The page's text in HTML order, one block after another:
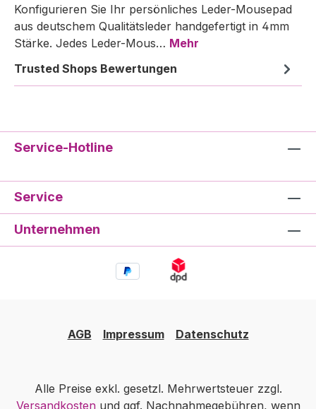
Konfigurieren Sie Ihr persönliches Leder-Mousepad
aus deutschem Qualitätsleder handgefertigt in 4mm
Stärke. Jedes Leder-Mous… Mehr
Trusted Shops Bewertungen
Service-Hotline
Service
Unternehmen
AGB Impressum Datenschutz
Alle Preise exkl. gesetzl. Mehrwertsteuer zzgl.
Versandkostenund ggf. Nachnahmegebühren, wenn